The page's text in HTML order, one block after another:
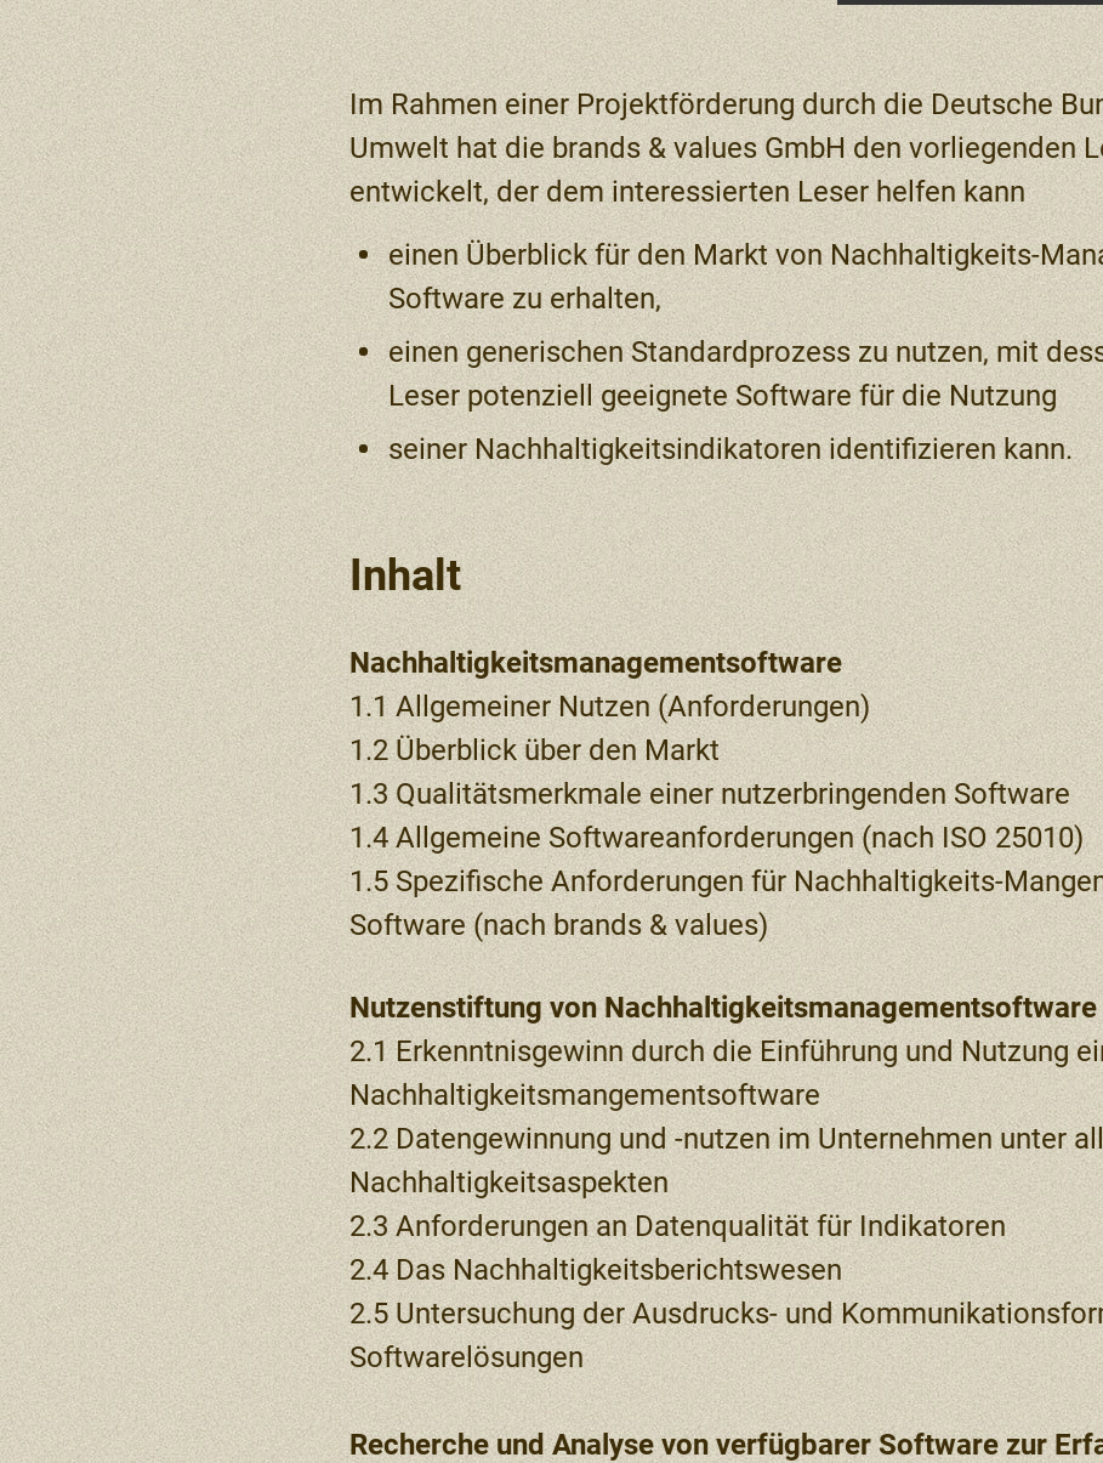
Im Rahmen einer Projektförderung durch die Deutsche
Umwelt hat die brands & values GmbH den vorliegenden
entwickelt, der dem interessierten Leser helfen kann
einen Überblick für den Markt von Nachhaltigkeits-
Software zu erhalten,
einen generischen Standardprozess zu nutzen, mit
Leser potenziell geeignete Software für die Nutzung
seiner Nachhaltigkeitsindikatoren identifizieren kann.
Inhalt
Nachhaltigkeitsmanagementsoftware
1.1 Allgemeiner Nutzen (Anforderungen)
1.2 Überblick über den Markt
1.3 Qualitätsmerkmale einer nutzerbringenden Software
1.4 Allgemeine Softwareanforderungen (nach ISO 25010)
1.5 Spezifische Anforderungen für Nachhaltigkeits-
Software (nach brands & values)
Nutzenstiftung von Nachhaltigkeitsmanagementsoftware
2.1 Erkenntnisgewinn durch die Einführung und Nutzung
Nachhaltigkeitsmangementsoftware
2.2 Datengewinnung und -nutzen im Unternehmen unter
Nachhaltigkeitsaspekten
2.3 Anforderungen an Datenqualität für Indikatoren
2.4 Das Nachhaltigkeitsberichtswesen
2.5 Untersuchung der Ausdrucks- und
Softwarelösungen
Recherche und Analyse von verfügbarer Software zur